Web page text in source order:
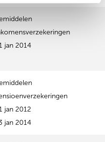
jan 2014
jan 2012
jan 2014